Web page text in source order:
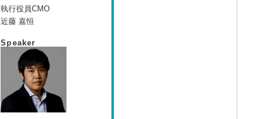
執行役員CMO
近藤 嘉恒
Speaker